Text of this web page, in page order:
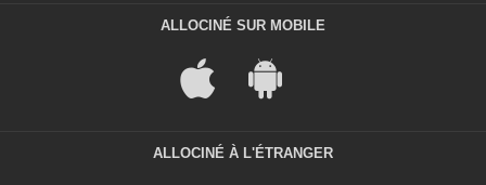
ALLOCINÉ SUR MOBILE
ALLOCINÉ À L'ÉTRANGER